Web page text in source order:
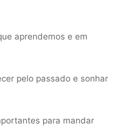
aprendemos e em
pelo passado e sonhar
para mandar